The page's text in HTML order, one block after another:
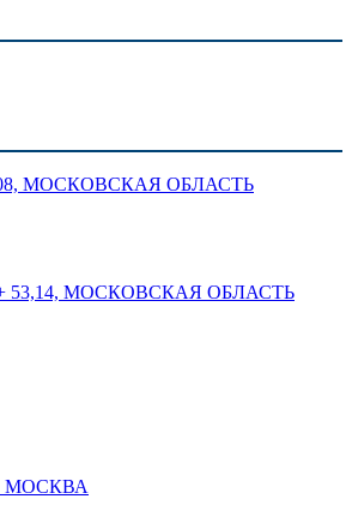
МОСКОВСКАЯ ОБЛАСТЬ
МОСКОВСКАЯ ОБЛАСТЬ
МОСКВА